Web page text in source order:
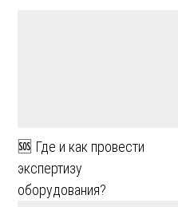
🆘 Где и как провести
экспертизу
оборудования?